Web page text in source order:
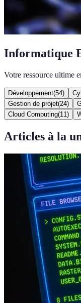
Informatique
Votre ressource ultime
Développement(54)
Gestion de projet(24)
Cloud Computing(11 )
Articles à la